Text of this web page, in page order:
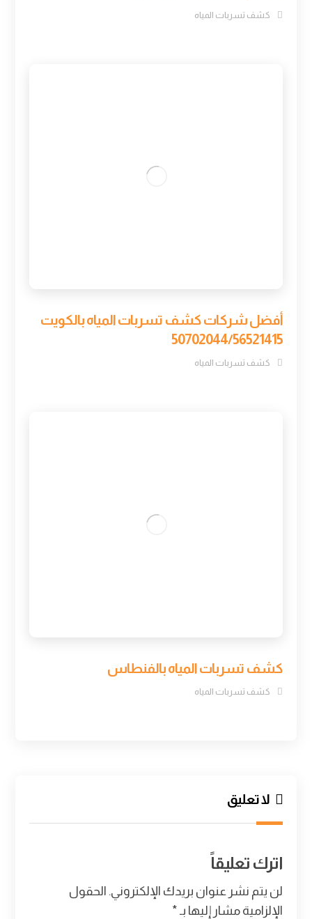
كشف تسربات المياه
أفضل شركات كشف تسربات المياه بالكويت
50702044/56521415
كشف تسربات المياه
كشف تسربات المياه بالفنطاس
كشف تسربات المياه
لا تعليق
اترك تعليقاً
لن يتم نشر عنوان بريدك الإلكتروني. الحقول
الإلزامية مشار إليها بـ *